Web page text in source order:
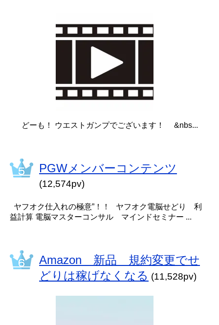
どーも！ ウエストガンプでございます！ &nbs...
PGWメンバーコンテンツ
(12,574pv)
ヤフオク仕入れの極意”！！ ヤフオク電脳せどり 利
益計算 電脳マスターコンサル マインドセミナー ...
Amazon 新品 規約変更でせ
どりは稼げなくなる (11,528pv)